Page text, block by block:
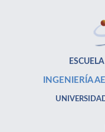
INGENIERÍA